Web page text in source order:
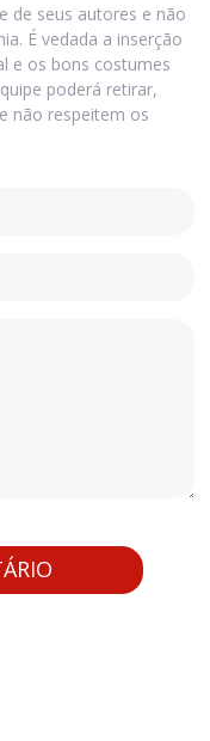
de seus autores e não
É vedada a inserção
e os bons costumes
poderá retirar,
não respeitem os